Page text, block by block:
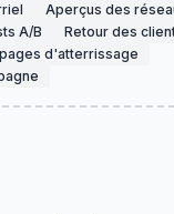
Aperçus des
A/B
Retour des
d'atterrissage